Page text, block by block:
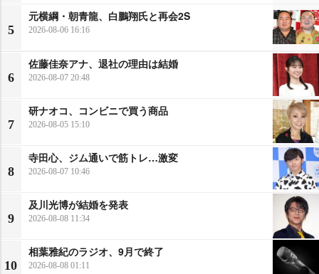
5
元横綱・朝青龍、白鵬翔氏と再会2S
2026-08-06 16:16
6
佐藤佳奈アナ、退社の理由は結婚
2026-08-07 20:48
7
研ナオコ、コンビニで買う商品
2026-08-05 15:10
8
寺田心、ジム通いで筋トレ…激変
2026-08-07 10:46
9
及川光博が結婚を発表
2026-08-08 11:34
10
相葉雅紀のラジオ、9月で終了
2026-08-08 01:11